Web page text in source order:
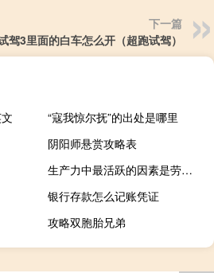
下一篇
驾3里面的白车怎么开（超跑试驾）
“寇我惊尔抚”的出处是哪里
阴阳师悬赏攻略表
生产力中最活跃的因素是劳动者（生产力中最活跃的因素是）
银行存款怎么记账凭证
攻略双胞胎兄弟